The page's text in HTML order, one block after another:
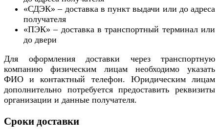
«СДЭК» – доставка в пункт выдачи или до адреса
получателя
«ПЭК» – доставка в транспортный терминал или
до двери
Для оформления доставки через транспортную
компанию физическим лицам необходимо указать
ФИО и контактный телефон. Юридическим лицам
дополнительно потребуется предоставить реквизиты
организации и данные получателя.
Сроки доставки